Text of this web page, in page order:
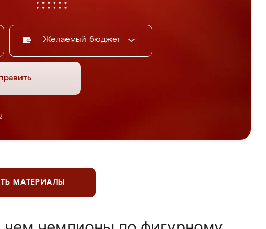
Желаемый бюджет
МАТЕРИАЛЫ